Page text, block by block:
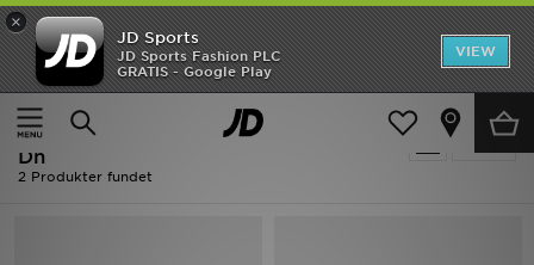
×
JD Sports
JD Sports Fashion PLC
GRATIS - Google Play
VIEW
Hjem
Herrer
Herrer - Nike Sportssko - Nike Air Max
Dn
2 Produkter fundet
Hjem
Udsalg
Nyheder